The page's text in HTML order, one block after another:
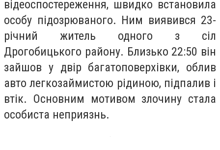
відеоспостереження, швидко встановила
особу підозрюваного. Ним виявився 23-
річний житель одного з сіл
Дрогобицького району. Близько 22:50 він
зайшов у двір багатоповерхівки, облив
авто легкозаймистою рідиною, підпалив і
втік. Основним мотивом злочину стала
особиста неприязнь.